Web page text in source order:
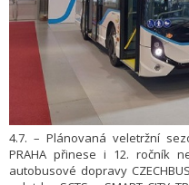
4.7. – Plánovaná veletržní
PRAHA přinese i 12. ročník
autobusové dopravy